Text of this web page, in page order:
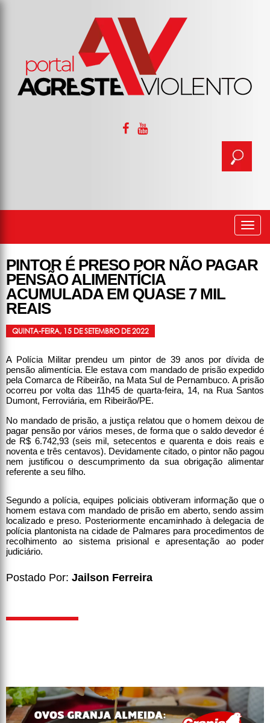
PINTOR É PRESO POR NÃO PAGAR
PENSÃO ALIMENTÍCIA
ACUMULADA EM QUASE 7 MIL
REAIS
QUINTA-FEIRA, 15 DE SETEMBRO DE 2022
A Polícia Militar prendeu um pintor de 39 anos por dívida de
pensão alimentícia. Ele estava com mandado de prisão expedido
pela Comarca de Ribeirão, na Mata Sul de Pernambuco. A prisão
ocorreu por volta das 11h45 de quarta-feira, 14, na Rua Santos
Dumont, Ferroviária, em Ribeirão/PE.
No mandado de prisão, a justiça relatou que o homem deixou de
pagar pensão por vários meses, de forma que o saldo devedor é
de R$ 6.742,93 (seis mil, setecentos e quarenta e dois reais e
noventa e três centavos). Devidamente citado, o pintor não pagou
nem justificou o descumprimento da sua obrigação alimentar
referente a seu filho.
Segundo a polícia, equipes policiais obtiveram informação que o
homem estava com mandado de prisão em aberto, sendo assim
localizado e preso. Posteriormente encaminhado à delegacia de
polícia plantonista na cidade de Palmares para procedimentos de
recolhimento ao sistema prisional e apresentação ao poder
judiciário.
Postado Por: Jailson Ferreira